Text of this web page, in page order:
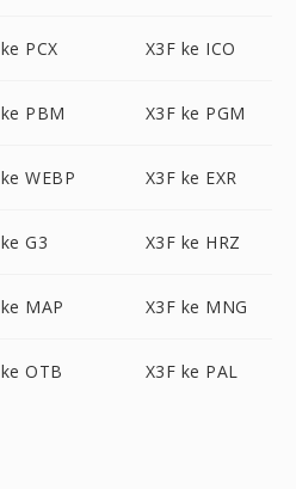
PCX X3F ke ICO
PBM X3F ke PGM
WEBP X3F ke EXR
G3 X3F ke HRZ
MAP X3F ke MNG
OTB X3F ke PAL